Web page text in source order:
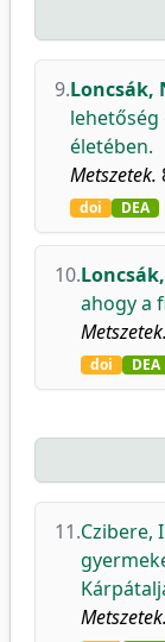
9.Loncsák,
életében.
Metszetek.
doi DEA
10.
ahogy a
Metszetek.
doi DEA
11.Czibere,
Metszetek.